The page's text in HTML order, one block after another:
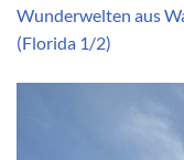
Wunderwelten aus
(Florida 1/2)